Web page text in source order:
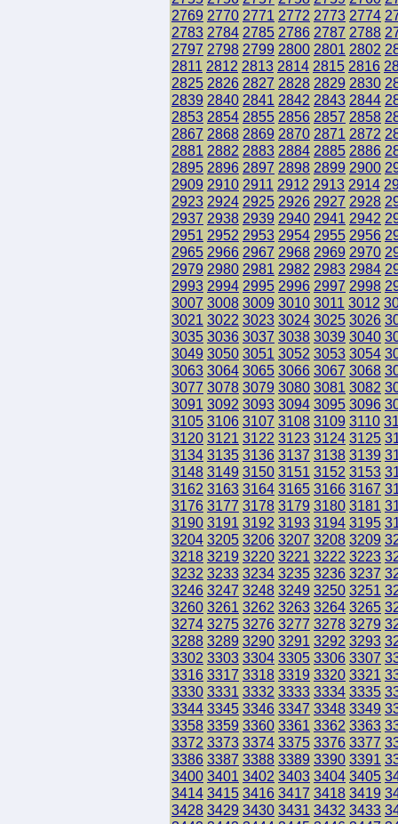
2769 2770 2771 2772 2773 2774
2783 2784 2785 2786 2787 2788
2797 2798 2799 2800 2801 2802
2811 2812 2813 2814 2815 2816
2825 2826 2827 2828 2829 2830
2839 2840 2841 2842 2843 2844
2853 2854 2855 2856 2857 2858
2867 2868 2869 2870 2871 2872
2881 2882 2883 2884 2885 2886
2895 2896 2897 2898 2899 2900
2909 2910 2911 2912 2913 2914
2923 2924 2925 2926 2927 2928
2937 2938 2939 2940 2941 2942
2951 2952 2953 2954 2955 2956
2965 2966 2967 2968 2969 2970
2979 2980 2981 2982 2983 2984
2993 2994 2995 2996 2997 2998
3007 3008 3009 3010 3011 3012
3021 3022 3023 3024 3025 3026
3035 3036 3037 3038 3039 3040
3049 3050 3051 3052 3053 3054
3063 3064 3065 3066 3067 3068
3077 3078 3079 3080 3081 3082
3091 3092 3093 3094 3095 3096
3105 3106 3107 3108 3109 3110
3120 3121 3122 3123 3124 3125
3134 3135 3136 3137 3138 3139
3148 3149 3150 3151 3152 3153
3162 3163 3164 3165 3166 3167
3176 3177 3178 3179 3180 3181
3190 3191 3192 3193 3194 3195
3204 3205 3206 3207 3208 3209
3218 3219 3220 3221 3222 3223
3232 3233 3234 3235 3236 3237
3246 3247 3248 3249 3250 3251
3260 3261 3262 3263 3264 3265
3274 3275 3276 3277 3278 3279
3288 3289 3290 3291 3292 3293
3302 3303 3304 3305 3306 3307
3316 3317 3318 3319 3320 3321
3330 3331 3332 3333 3334 3335
3344 3345 3346 3347 3348 3349
3358 3359 3360 3361 3362 3363
3372 3373 3374 3375 3376 3377
3386 3387 3388 3389 3390 3391
3400 3401 3402 3403 3404 3405
3414 3415 3416 3417 3418 3419
3428 3429 3430 3431 3432 3433